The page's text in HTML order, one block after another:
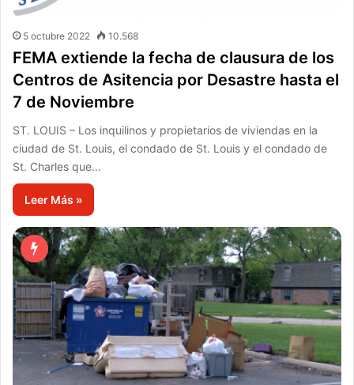
5 octubre 2022 10.568
FEMA extiende la fecha de clausura de los
Centros de Asitencia por Desastre hasta el
7 de Noviembre
ST. LOUIS – Los inquilinos y propietarios de viviendas en la
ciudad de St. Louis, el condado de St. Louis y el condado de
St. Charles que…
Leer Más »